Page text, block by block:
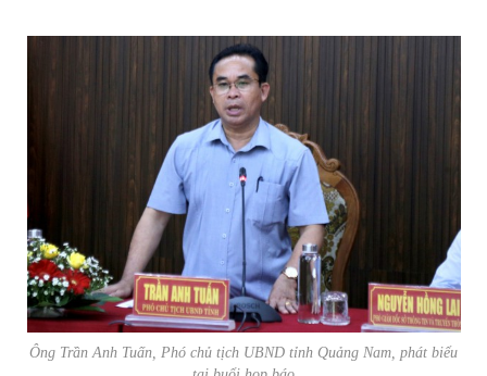
Ông Trần Anh Tuấn, Phó chủ tịch UBND tỉnh Quảng Nam, phát biểu